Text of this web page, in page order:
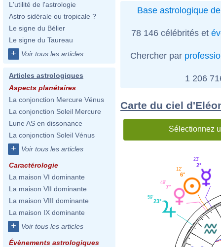
L'utilité de l'astrologie
Astro sidérale ou tropicale ?
Le signe du Bélier
Le signe du Taureau
+ Voir tous les articles
Articles astrologiques
Aspects planétaires
La conjonction Mercure Vénus
La conjonction Soleil Mercure
Lune AS en dissonance
La conjonction Soleil Vénus
+ Voir tous les articles
Caractérologie
La maison VI dominante
La maison VII dominante
La maison VIII dominante
La maison IX dominante
+ Voir tous les articles
Évènements astrologiques
Base astrologique
78 146 célébrités et
Chercher par
1 206
Carte du ciel
Sélectionnez
2°
23'
6°
12'
7°
49'
23°
59'